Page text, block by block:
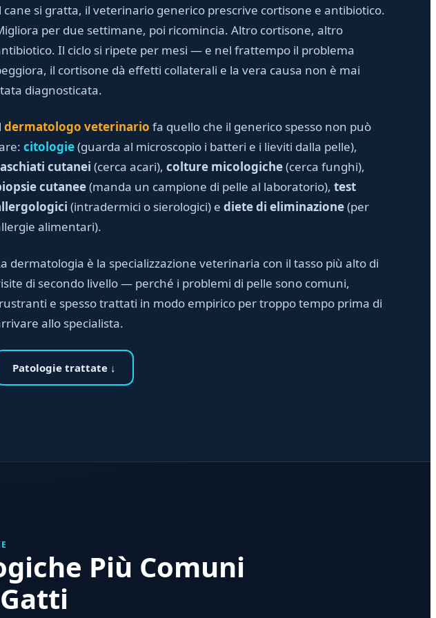
cane si gratta, il veterinario generico prescrive cortisone e antibiotico.
per due settimane, poi ricomincia. Altro cortisone, altro
Il ciclo si ripete per mesi — e nel frattempo il problema
il cortisone dà effetti collaterali e la vera causa non è mai
diagnosticata.
dermatologo veterinario fa quello che il generico spesso non può
citologie(guarda al microscopio i batteri e i lieviti dalla pelle),
cutanei (cerca acari), colture micologiche(cerca funghi),
cutanee(manda un campione di pelle al laboratorio), test
(intradermici o sierologici) e diete di eliminazione(per
alimentari).
dermatologia è la specializzazione veterinaria con il tasso più alto di
di secondo livello — perché i problemi di pelle sono comuni,
e spesso trattati in modo empirico per troppo tempo prima di
allo specialista.
Patologie trattate ↓
Più Comuni